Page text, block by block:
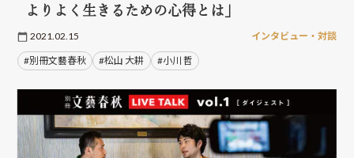
よりよく生きるための心得とは」
2021.02.15 インタビュー・対談
#別冊文藝春秋 #松山 大耕 #小川 哲